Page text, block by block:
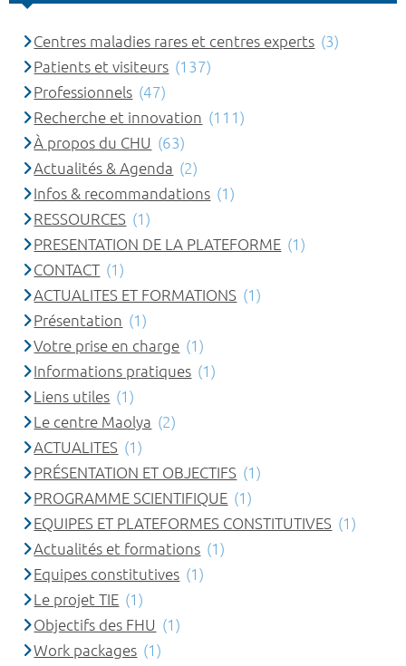
Centres maladies rares et centres experts (3)
Patients et visiteurs (137)
Professionnels (47)
Recherche et innovation (111)
À propos du CHU (63)
Actualités & Agenda (2)
Infos & recommandations (1)
RESSOURCES (1)
PRESENTATION DE LA PLATEFORME (1)
CONTACT (1)
ACTUALITES ET FORMATIONS (1)
Présentation (1)
Votre prise en charge (1)
Informations pratiques (1)
Liens utiles (1)
Le centre Maolya (2)
ACTUALITES (1)
PRÉSENTATION ET OBJECTIFS (1)
PROGRAMME SCIENTIFIQUE (1)
EQUIPES ET PLATEFORMES CONSTITUTIVES (1)
Actualités et formations (1)
Equipes constitutives (1)
Le projet TIE (1)
Objectifs des FHU (1)
Work packages (1)